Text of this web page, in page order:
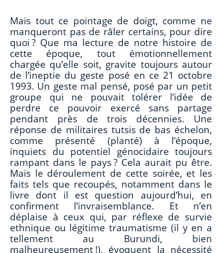
Mais tout ce pointage de doigt, comme ne
manqueront pas de râler certains, pour dire
quoi ? Que ma lecture de notre histoire de
cette époque, tout émotionnellement
chargée qu’elle soit, gravite toujours autour
de l’ineptie du geste posé en ce 21 octobre
1993. Un geste mal pensé, posé par un petit
groupe qui ne pouvait tolérer l’idée de
perdre ce pouvoir exercé sans partage
pendant près de trois décennies. Une
réponse de militaires tutsis de bas échelon,
comme présenté (planté) à l’époque,
inquiets du potentiel génocidaire toujours
rampant dans le pays ? Cela aurait pu être.
Mais le déroulement de cette soirée, et les
faits tels que recoupés, notamment dans le
livre dont il est question aujourd’hui, en
confirment l’invraisemblance. Et n’en
déplaise à ceux qui, par réflexe de survie
ethnique ou légitime traumatisme (il y en a
tellement au Burundi, bien
malheureusement !), évoquent la nécessité